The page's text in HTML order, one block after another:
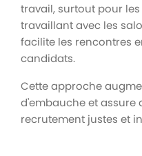
travail, surtout pour
travaillant avec les
facilite les rencontres
candidats.
Cette approche
d'embauche et assure
recrutement justes et